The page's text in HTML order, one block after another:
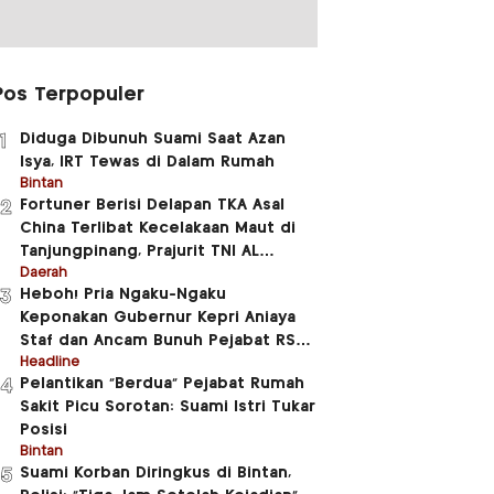
Terpopuler
Diduga Dibunuh Suami Saat Azan
Isya, IRT Tewas di Dalam Rumah
Bintan
Fortuner Berisi Delapan TKA Asal
China Terlibat Kecelakaan Maut di
Tanjungpinang, Prajurit TNI AL
Meninggal Dunia
Daerah
Heboh! Pria Ngaku-Ngaku
Keponakan Gubernur Kepri Aniaya
Staf dan Ancam Bunuh Pejabat RSUD
RAT
Headline
Pelantikan “Berdua” Pejabat Rumah
Sakit Picu Sorotan: Suami Istri Tukar
Posisi
Bintan
Suami Korban Diringkus di Bintan,